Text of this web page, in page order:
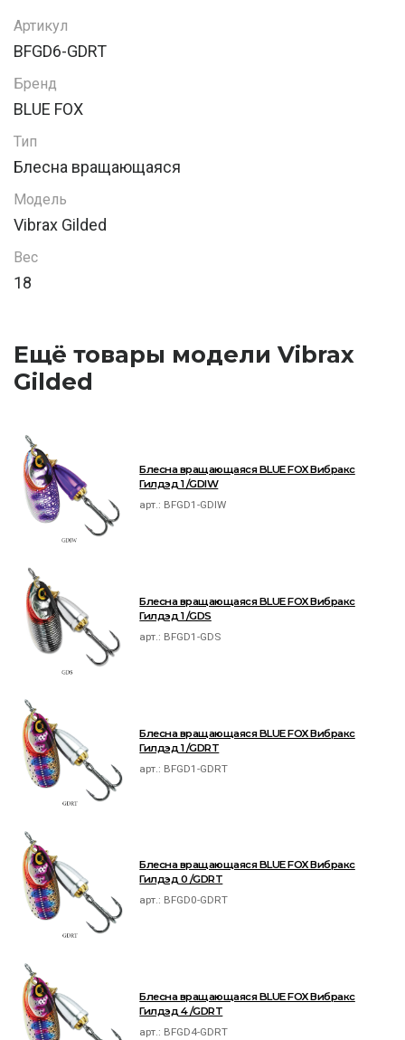
Артикул
BFGD6-GDRT
Бренд
BLUE FOX
Тип
Блесна вращающаяся
Модель
Vibrax Gilded
Вес
18
Ещё товары модели Vibrax
Gilded
Блесна вращающаяся BLUE FOX Вибракс
Гилдэд 1 /GDIW
арт.: BFGD1-GDIW
Блесна вращающаяся BLUE FOX Вибракс
Гилдэд 1 /GDS
арт.: BFGD1-GDS
Блесна вращающаяся BLUE FOX Вибракс
Гилдэд 1 /GDRT
арт.: BFGD1-GDRT
Блесна вращающаяся BLUE FOX Вибракс
Гилдэд 0 /GDRT
арт.: BFGD0-GDRT
Блесна вращающаяся BLUE FOX Вибракс
Гилдэд 4 /GDRT
арт.: BFGD4-GDRT